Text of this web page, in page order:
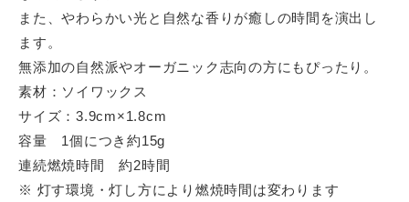
また、やわらかい光と自然な香りが癒しの時間を演出し
ます。
無添加の自然派やオーガニック志向の方にもぴったり。
素材：ソイワックス
サイズ：3.9cm×1.8cm
容量 1個につき約15g
連続燃焼時間 約2時間
※ 灯す環境・灯し方により燃焼時間は変わります